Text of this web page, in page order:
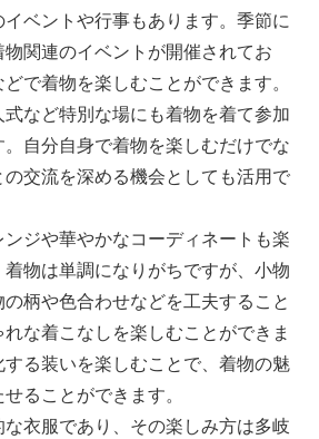
ベントや行事もあります。季節に
関連のイベントが開催されてお
で着物を楽しむことができます。
式など特別な場にも着物を着て参加
自分自身で着物を楽しむだけでな
の交流を深める機会としても活用で
ジや華やかなコーディネートも楽
着物は単調になりがちですが、小物
柄や色合わせなどを工夫すること
な着こなしを楽しむことができま
る装いを楽しむことで、着物の魅
ることができます。
衣服であり、その楽しみ方は多岐